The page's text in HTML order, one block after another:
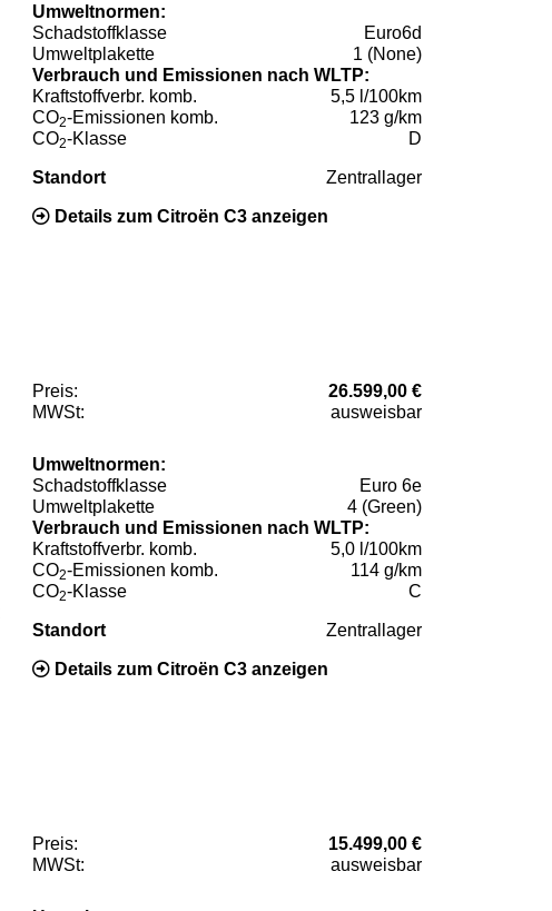
Umweltnormen:
Schadstoffklasse
Euro6d
Umweltplakette
1 (None)
Verbrauch und Emissionen nach WLTP:
Kraftstoffverbr. komb.
5,5 l/100km
CO2-Emissionen komb.
123 g/km
CO2-Klasse D
Standort Zentrallager
Details zum Citroën C3 anzeigen
Preis:
26.599,00 €
MWSt:
ausweisbar
Umweltnormen:
Schadstoffklasse
Euro 6e
Umweltplakette
4 (Green)
Verbrauch und Emissionen nach WLTP:
Kraftstoffverbr. komb.
5,0 l/100km
CO2-Emissionen komb.
114 g/km
CO2-Klasse C
Standort Zentrallager
Details zum Citroën C3 anzeigen
Preis:
15.499,00 €
MWSt:
ausweisbar